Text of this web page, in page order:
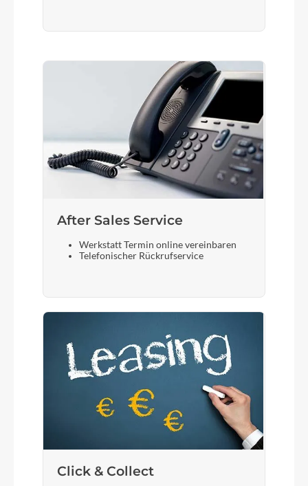
After Sales Service
Werkstatt Termin online vereinbaren
Telefonischer Rückrufservice
Click & Collect